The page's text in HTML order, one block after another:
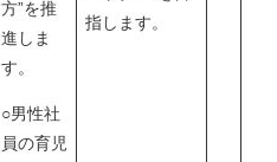
方”を推
進しま
す。
○男性社
員の育児
指します。